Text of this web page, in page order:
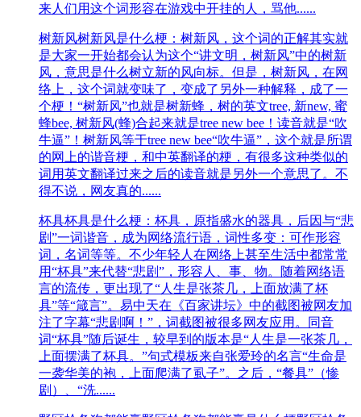
来人们用这个词形容在游戏中开挂的人，骂他......
树新风树新风是什么梗：树新风，这个词的正解其实就
是大家一开始都会认为这个“讲文明，树新风”中的树新
风，意思是什么树立新的风向标。但是，树新风，在网
络上，这个词就变味了，变成了另外一种解释，成了一
个梗！“树新风”也就是树新蜂，树的英文tree, 新new, 蜜
蜂bee, 树新风(蜂)合起来就是tree new bee！读音就是“吹
牛逼”！树新风等于tree new bee“吹牛逼”，这个就是所谓
的网上的谐音梗，和中英翻译的梗，有很多这种类似的
词用英文翻译过来之后的读音就是另外一个意思了。不
得不说，网友真的......
杯具杯具是什么梗：杯具，原指盛水的器具，后因与“悲
剧”一词谐音，成为网络流行语，词性多变：可作形容
词，名词等等。不少年轻人在网络上甚至生活中都常常
用“杯具”来代替“悲剧”，形容人、事、物。随着网络语
言的流传，更出现了“人生是张茶几，上面放满了杯
具”等“箴言”。易中天在《百家讲坛》中的截图被网友加
注了字幕“悲剧啊！”，词截图被很多网友应用。同音
词“杯具”随后诞生，较早到的版本是“人生是一张茶几，
上面摆满了杯具。”句式模板来自张爱玲的名言“生命是
一袭华美的袍，上面爬满了虱子”。之后，“餐具”（惨
剧）、“洗......